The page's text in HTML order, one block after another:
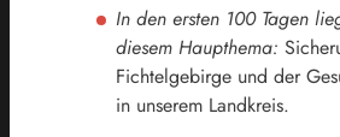
In den ersten 100 Tagen
diesem Haupthema:
Fichtelgebirge und der
in unserem Landkreis.